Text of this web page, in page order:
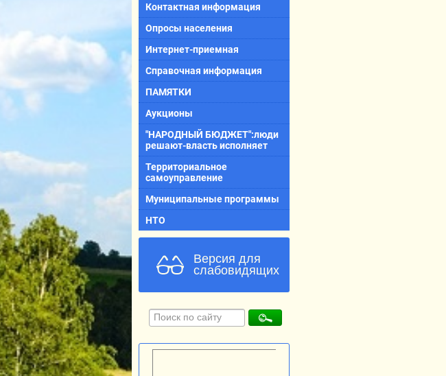
Контактная информация
Опросы населения
Интернет-приемная
Справочная информация
ПАМЯТКИ
Аукционы
"НАРОДНЫЙ БЮДЖЕТ":люди
решают-власть исполняет
Территориальное
самоуправление
Муниципальные программы
НТО
Версия для
слабовидящих